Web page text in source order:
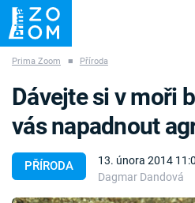
ZÁHADY VETŘELCI DÁVNOVĚKU
Prima Zoom ■ Příroda
PŘÍRODA
13. února 2014
Dagmar Dandová
Dávejte si v moři
vás napadnout